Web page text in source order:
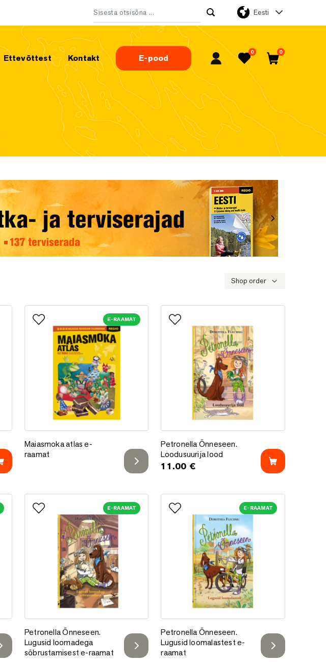
Otsi:
Eesti
Ettevõttest Kontakt E-pood
Minu konto
Lemmikud
0 0
Järgmine
Shop order
E-RAAMAT
Lisa lemmikutesse
Maiasmoka atlas e-
raamat
Lisa lemmikutesse
Petronella Õnneseen.
Loodusuurija lood
11.00 €
E-RAAMAT
Lisa lemmikutesse
Petronella Õnneseen.
Lugusid loomadega
sõbrustamisest e-raamat
E-RAAMAT
Lisa lemmikutesse
Petronella Õnneseen.
Lugusid loomalastest e-
raamat